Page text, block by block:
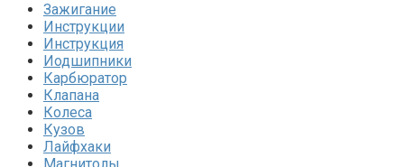
Зажигание
Инструкции
Инструкция
Иодшипники
Карбюратор
Клапана
Колеса
Кузов
Лайфхаки